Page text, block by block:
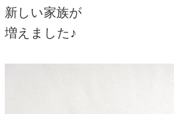
新しい家族が
増えました♪